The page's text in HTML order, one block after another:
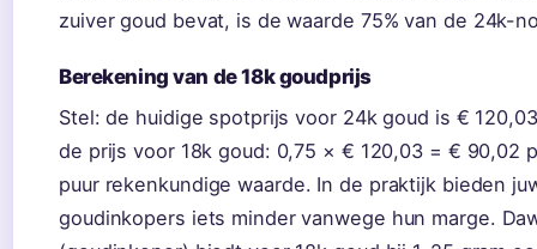
zuiver goud bevat, is de waarde 75% van de 24k-
Berekening van de 18k goudprijs
Stel: de huidige spotprijs voor 24k goud is €
de prijs voor 18k goud: 0,75 × € 120,03 = € 90,02
puur rekenkundige waarde. In de praktijk bieden
goudinkopers iets minder vanwege hun marge.